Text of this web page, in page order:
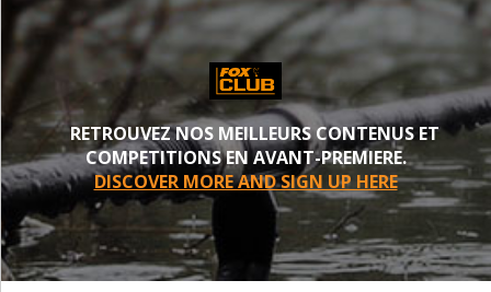
RETROUVEZ NOS MEILLEURS CONTENUS ET
COMPETITIONS EN AVANT-PREMIERE.
DISCOVER MORE AND SIGN UP HERE